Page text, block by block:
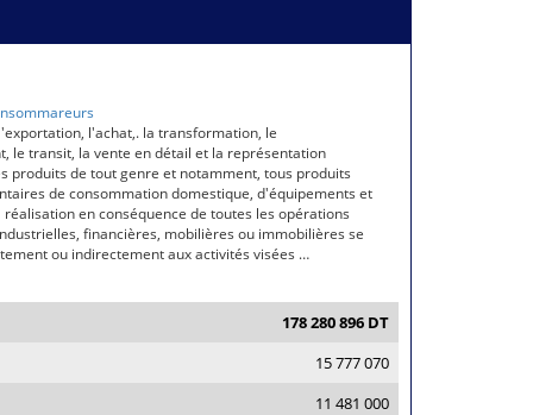
l'achat,. la transformation, le
le transit, la vente en détail et la représentation
produits de tout genre et notamment, tous produits
de consommation domestique, d'équipements et
en conséquence de toutes les opérations
financières, mobilières ou immobilières se
ou indirectement aux activités visées …
178 280 896 DT
15 777 070
11 481 000